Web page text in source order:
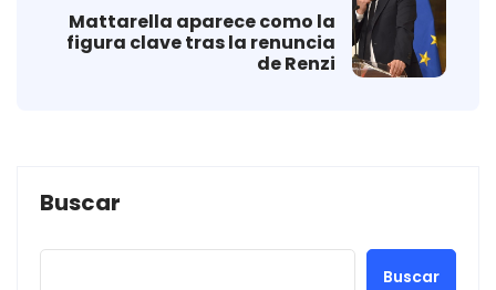
Mattarella aparece como la
figura clave tras la renuncia
de Renzi
Buscar
Buscar